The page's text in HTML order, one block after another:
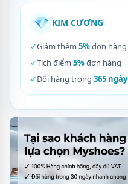
💎 KIM CƯƠNG
✓Giảm thêm 5%đơn hàng
✓Tích điểm 5%đơn hàng
✓Đổi hàng trong 365 ngày